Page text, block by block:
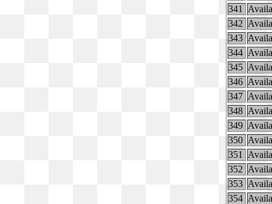
341
342
343
344
345
346
347
348
349
350
351
352
353
354